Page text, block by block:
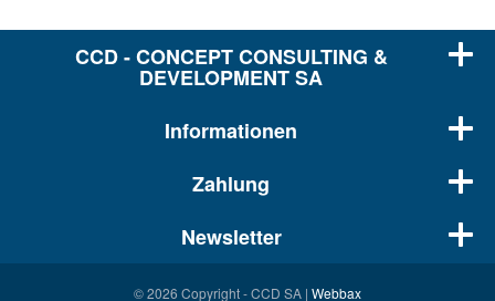
CCD - CONCEPT CONSULTING &
DEVELOPMENT SA
Informationen
© 2026 Copyright - CCD SA | Webbax
Zahlung
Newsletter